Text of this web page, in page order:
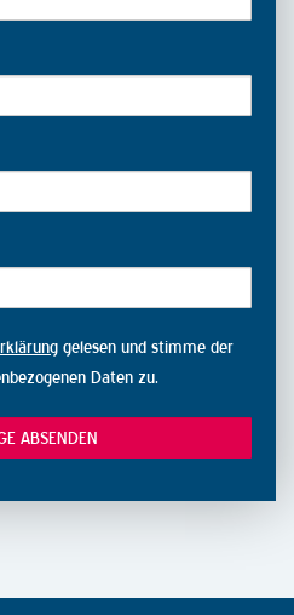
gelesen und stimme der
Daten zu.